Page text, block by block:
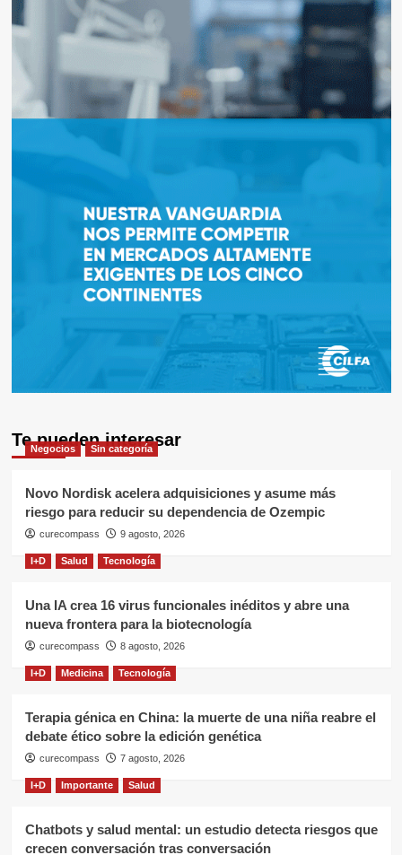
Te pueden interesar
Negocios Sin categoría
Novo Nordisk acelera adquisiciones y asume más
riesgo para reducir su dependencia de Ozempic
curecompass 9 agosto, 2026
I+D Salud Tecnología
Una IA crea 16 virus funcionales inéditos y abre una
nueva frontera para la biotecnología
curecompass 8 agosto, 2026
I+D Medicina Tecnología
Terapia génica en China: la muerte de una niña reabre el
debate ético sobre la edición genética
curecompass 7 agosto, 2026
I+D Importante Salud
Chatbots y salud mental: un estudio detecta riesgos que
crecen conversación tras conversación